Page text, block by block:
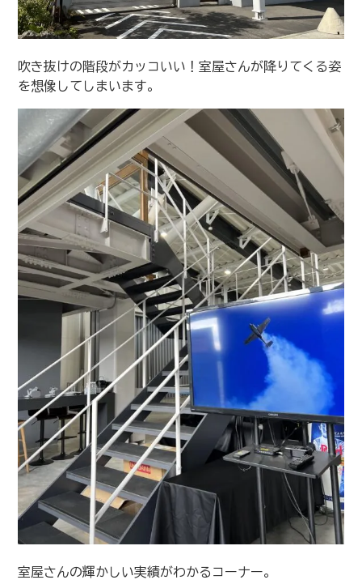
吹き抜けの階段がカッコいい！室屋さんが降りてくる姿
を想像してしまいます。
室屋さんの輝かしい実績がわかるコーナー。